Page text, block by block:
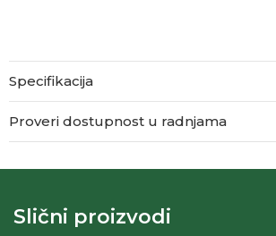
Specifikacija
Proveri dostupnost u radnjama
Slični proizvodi